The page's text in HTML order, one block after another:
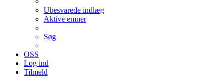
Ubesvarede indlæg
Aktive emner
Søg
OSS
Log ind
Tilmeld